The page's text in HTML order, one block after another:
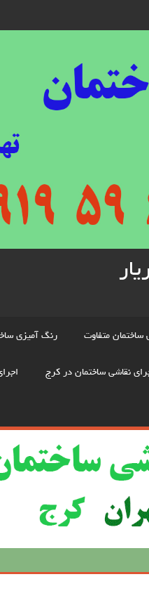
ساختمان متفاوت رنگ آمیزی
نقاشی ساختمان در کرج